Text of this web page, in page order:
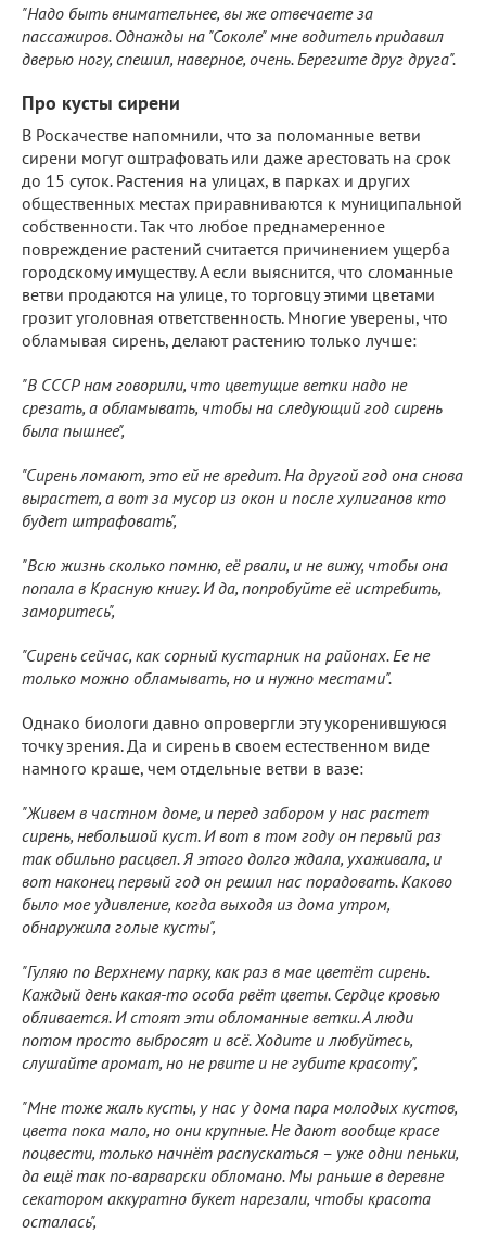
"Надо быть внимательнее, вы же отвечаете за
пассажиров. Однажды на "Соколе" мне водитель придавил
дверью ногу, спешил, наверное, очень. Берегите друг друга".
Про кусты сирени
В Роскачестве напомнили, что за поломанные ветви
сирени могут оштрафовать или даже арестовать на срок
до 15 суток. Растения на улицах, в парках и других
общественных местах приравниваются к муниципальной
собственности. Так что любое преднамеренное
повреждение растений считается причинением ущерба
городскому имуществу. А если выяснится, что сломанные
ветви продаются на улице, то торговцу этими цветами
грозит уголовная ответственность. Многие уверены, что
обламывая сирень, делают растению только лучше:
"В СССР нам говорили, что цветущие ветки надо не
срезать, а обламывать, чтобы на следующий год сирень
была пышнее",
"Сирень ломают, это ей не вредит. На другой год она снова
вырастет, а вот за мусор из окон и после хулиганов кто
будет штрафовать",
"Всю жизнь сколько помню, её рвали, и не вижу, чтобы она
попала в Красную книгу. И да, попробуйте её истребить,
заморитесь",
"Сирень сейчас, как сорный кустарник на районах. Ее не
только можно обламывать, но и нужно местами".
Однако биологи давно опровергли эту укоренившуюся
точку зрения. Да и сирень в своем естественном виде
намного краше, чем отдельные ветви в вазе:
"Живем в частном доме, и перед забором у нас растет
сирень, небольшой куст. И вот в том году он первый раз
так обильно расцвел. Я этого долго ждала, ухаживала, и
вот наконец первый год он решил нас порадовать. Каково
было мое удивление, когда выходя из дома утром,
обнаружила голые кусты",
"Гуляю по Верхнему парку, как раз в мае цветёт сирень.
Каждый день какая-то особа рвёт цветы. Сердце кровью
обливается. И стоят эти обломанные ветки. А люди
потом просто выбросят и всё. Ходите и любуйтесь,
слушайте аромат, но не рвите и не губите красоту",
"Мне тоже жаль кусты, у нас у дома пара молодых кустов,
цвета пока мало, но они крупные. Не дают вообще красе
поцвести, только начнёт распускаться – уже одни пеньки,
да ещё так по-варварски обломано. Мы раньше в деревне
секатором аккуратно букет нарезали, чтобы красота
осталась",